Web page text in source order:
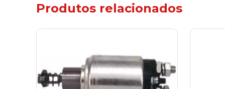
Produtos relacionados